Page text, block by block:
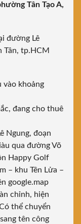
Tân Tạo A,
đường Lê
Tân, tp.HCM
vào khoảng
đang cho thuê
Ngung, đoạn
qua đường Võ
Happy Golf
– khu Tên Lửa –
google.map
chỉnh, hiện
thể chuyển
tên công